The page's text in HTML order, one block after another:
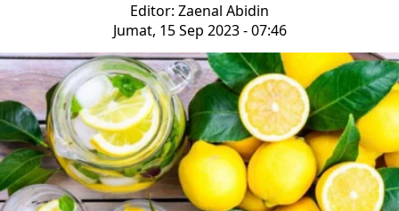
Editor: Zaenal Abidin
Jumat, 15 Sep 2023 - 07:46